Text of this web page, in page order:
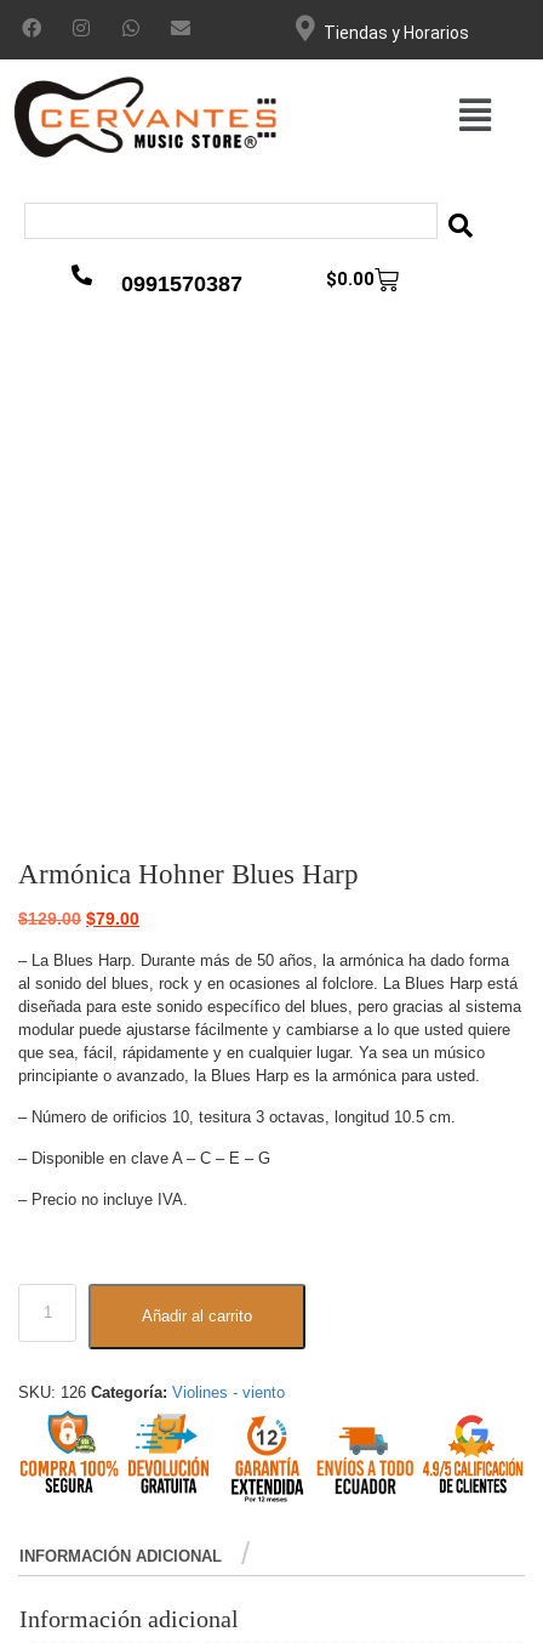
Tiendas y Horarios
0991570387 $0.00
Armónica Hohner Blues Harp
$129.00 $79.00
– La Blues Harp. Durante más de 50 años, la armónica ha dado forma
al sonido del blues, rock y en ocasiones al folclore. La Blues Harp está
diseñada para este sonido específico del blues, pero gracias al sistema
modular puede ajustarse fácilmente y cambiarse a lo que usted quiere
que sea, fácil, rápidamente y en cualquier lugar. Ya sea un músico
principiante o avanzado, la Blues Harp es la armónica para usted.
– Número de orificios 10, tesitura 3 octavas, longitud 10.5 cm.
– Disponible en clave A – C – E – G
– Precio no incluye IVA.
Añadir al carrito
SKU: 126 Categoría: Violines - viento
INFORMACIÓN ADICIONAL
Información adicional